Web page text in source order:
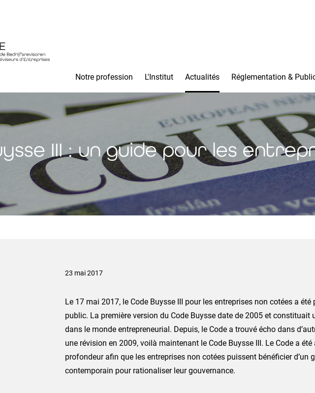
Notre profession L'Institut Actualités Réglementation &
III : un guide pour les
23 mai 2017
Le 17 mai 2017, le Code Buysse III pour les entreprises non cotées a été
public. La première version du Code Buysse date de 2005 et constituait
dans le monde entrepreneurial. Depuis, le Code a trouvé écho dans
une révision en 2009, voilà maintenant le Code Buysse III. Le Code a été
profondeur afin que les entreprises non cotées puissent bénéficier d’un
contemporain pour rationaliser leur gouvernance.